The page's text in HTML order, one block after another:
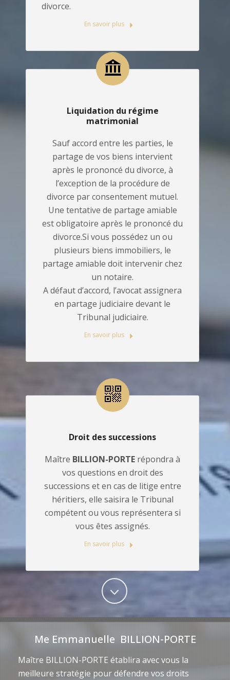
divorce.
En savoir plus
Liquidation du régime
matrimonial
Sauf accord entre les parties, le
partage de vos biens intervient
après le prononcé du divorce, à
l’exception de la procédure de
divorce par consentement mutuel.
Une tentative de partage amiable
est obligatoire après le prononcé du
divorce.Si vous possédez un ou
plusieurs biens immobiliers, le
partage amiable doit intervenir chez
un notaire.
A défaut d’accord, l’avocat assignera
en partage judiciaire devant le
Tribunal judiciaire.
En savoir plus
Droit des successions
Maître BILLION-PORTE répondra à
vos questions en droit des
successions et en cas de litige entre
héritiers, elle saisira le Tribunal
compétent ou vous représentera si
vous êtes assignés.
En savoir plus
Me Emmanuelle BILLION-PORTE
Maître BILLION-PORTE établira avec vous la
meilleure stratégie pour défendre vos droits